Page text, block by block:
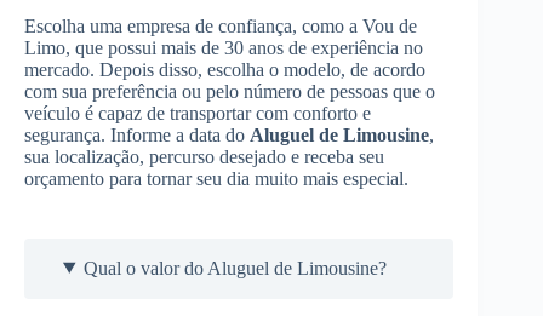
Escolha uma empresa de confiança, como a Vou de
Limo, que possui mais de 30 anos de experiência no
mercado. Depois disso, escolha o modelo, de acordo
com sua preferência ou pelo número de pessoas que o
veículo é capaz de transportar com conforto e
segurança. Informe a data do Aluguel de Limousine,
sua localização, percurso desejado e receba seu
orçamento para tornar seu dia muito mais especial.
Qual o valor do Aluguel de Limousine?